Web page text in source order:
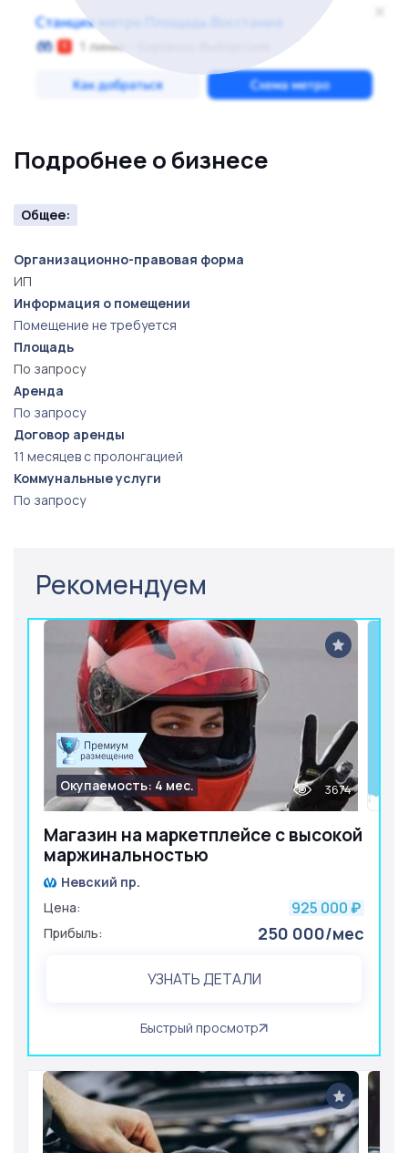
Подробнее о бизнесе
Общее:
Организационно-правовая форма
ИП
Информация о помещении
Помещение не требуется
Площадь
По запросу
Аренда
По запросу
Договор аренды
11 месяцев с пролонгацией
Коммунальные услуги
По запросу
Рекомендуем
Магазин на маркетплейсе с высокой
маржинальностью
Окупаемость: 4 мес. 3674
Невский пр.
Цена:
925 000 ₽
Прибыль: 250 000/мес
УЗНАТЬ ДЕТАЛИ
Быстрый просмотр